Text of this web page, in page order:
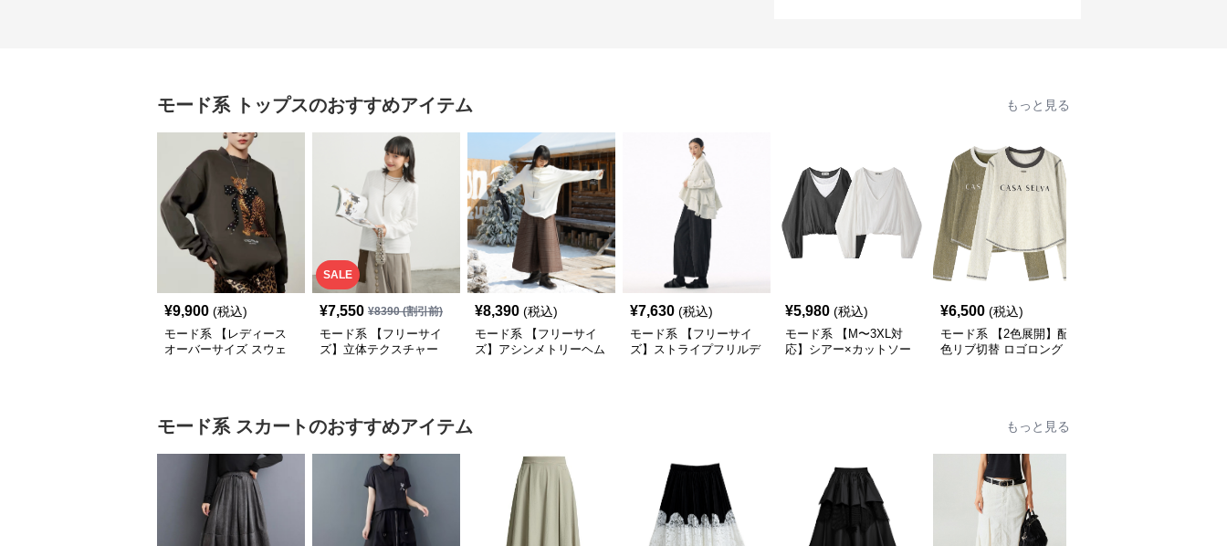
モード系 トップスのおすすめアイテム もっと見る
¥9,900 (税込)
モード系 【レディース
オーバーサイズ スウェ
SALE
¥7,550 ¥8390(割引前)
モード系 【フリーサイ
ズ】立体テクスチャー
¥8,390 (税込)
モード系 【フリーサイ
ズ】アシンメトリーヘム
¥7,630 (税込)
モード系 【フリーサイ
ズ】ストライプフリルデ
¥5,980 (税込)
モード系 【M〜3XL対
応】シアー×カットソー
¥6,500 (税込)
モード系 【2色展開】配
色リブ切替 ロゴロング
モード系 スカートのおすすめアイテム もっと見る